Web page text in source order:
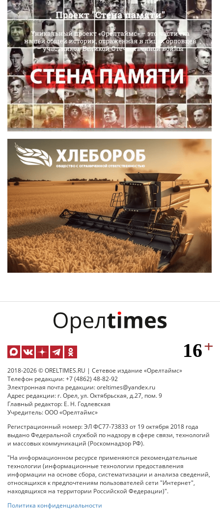
2018-2026 © ORELTIMES.RU | Сетевое издание «Орелтаймс»
Телефон редакции: +7 (4862) 48-82-92
Электронная почта редакции: oreltimes@yandex.ru
Адрес редакции: г. Орел, ул. Октябрьская, д.27, пом. 9
Главный редактор: Е. Н. Годлевская
Учредитель: ООО «Орелтаймс»
Регистрационный номер: ЭЛ ФС77-73833 от 19 октября 2018 года
выдано Федеральной службой по надзору в сфере связи, технологий
и массовых коммуникаций (Роскомнадзор РФ).
"На информационном ресурсе применяются рекомендательные
технологии (информационные технологии предоставления
информации на основе сбора, систематизации и анализа сведений,
относящихся к предпочтениям пользователей сети "Интернет",
находящихся на территории Российской Федерации)".
Политика конфиденциальности